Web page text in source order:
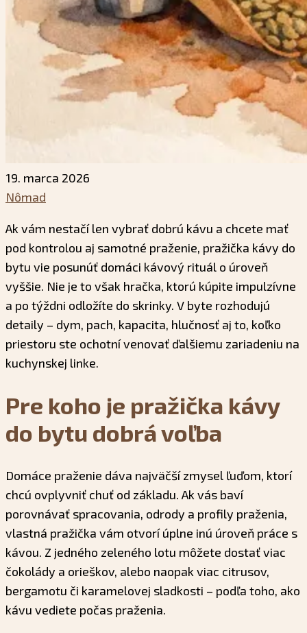
19. marca 2026
Nômad
Ak vám nestačí len vybrať dobrú kávu a chcete mať
pod kontrolou aj samotné praženie, pražička kávy do
bytu vie posunúť domáci kávový rituál o úroveň
vyššie. Nie je to však hračka, ktorú kúpite impulzívne
a po týždni odložíte do skrinky. V byte rozhodujú
detaily – dym, pach, kapacita, hlučnosť aj to, koľko
priestoru ste ochotní venovať ďalšiemu zariadeniu na
kuchynskej linke.
Pre koho je pražička kávy
do bytu dobrá voľba
Domáce praženie dáva najväčší zmysel ľuďom, ktorí
chcú ovplyvniť chuť od základu. Ak vás baví
porovnávať spracovania, odrody a profily praženia,
vlastná pražička vám otvorí úplne inú úroveň práce s
kávou. Z jedného zeleného lotu môžete dostať viac
čokolády a orieškov, alebo naopak viac citrusov,
bergamotu či karamelovej sladkosti – podľa toho, ako
kávu vediete počas praženia.